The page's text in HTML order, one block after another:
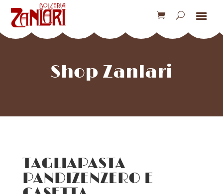
Shop Zanlari
TAGLIAPASTA
PANDIZENZERO E